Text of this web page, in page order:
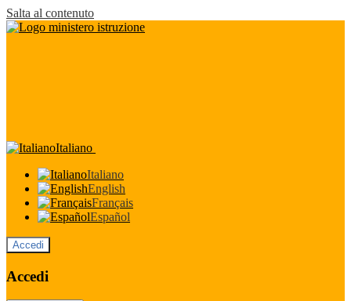
Salta al contenuto
Italiano
Italiano
English
Français
Español
Accedi
Accedi